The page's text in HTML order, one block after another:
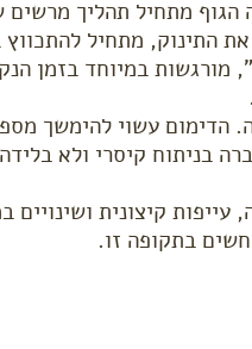
הגוף מתחיל תהליך
מתחיל להתכווץ
מורגשות במיוחד בזמן
הדימום עשוי להימשך
בניתוח קיסרי ולא בלידה
עייפות קיצונית
בתקופה זו.